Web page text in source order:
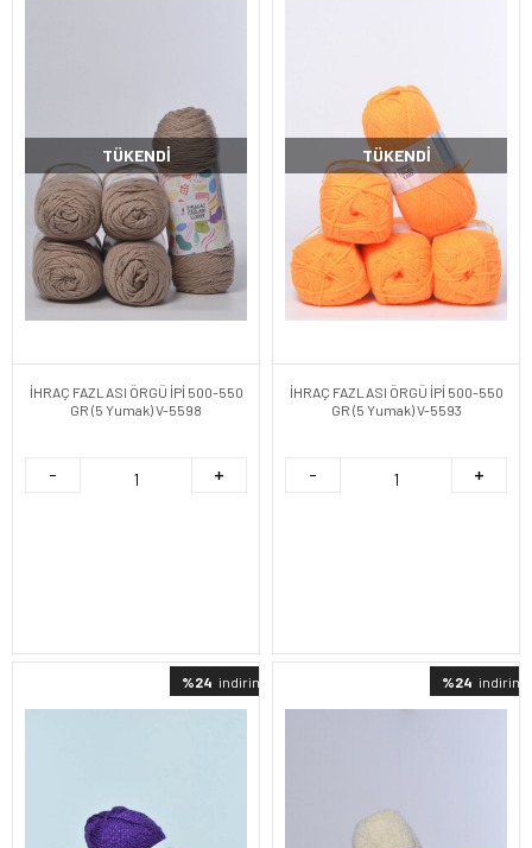
TÜKENDI
İHRAÇ FAZLASI ÖRGÜ İPİ 500-550
GR (5 Yumak) V-5598
TÜKENDI
İHRAÇ FAZLASI ÖRGÜ İPİ 500-550
GR (5 Yumak) V-5593
%24 indirimli %24 indirimli